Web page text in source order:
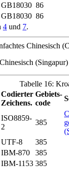
GB18030 86
GB18030 86
4 und 7.
Chinesisch
(Singapur)
Tabelle 16:
Codierter
Zeichens.
Gebiets-
code
ISO8859-
2
385
UTF-8 385
IBM-870 385
IBM-1153 385